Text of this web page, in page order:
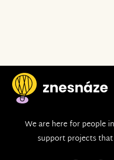
We are here for people
support projects